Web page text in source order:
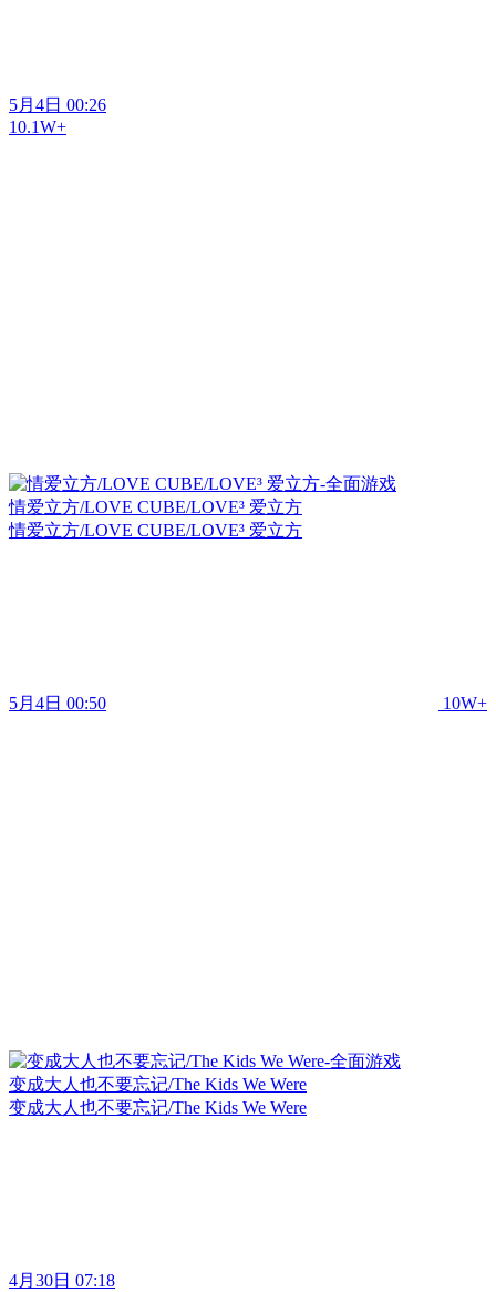
5月4日 00:26
10.1W+
情爱立方/LOVE CUBE/LOVE³ 爱立方
情爱立方/LOVE CUBE/LOVE³ 爱立方
5月4日 00:50 10W+
变成大人也不要忘记/The Kids We Were
变成大人也不要忘记/The Kids We Were
4月30日 07:18